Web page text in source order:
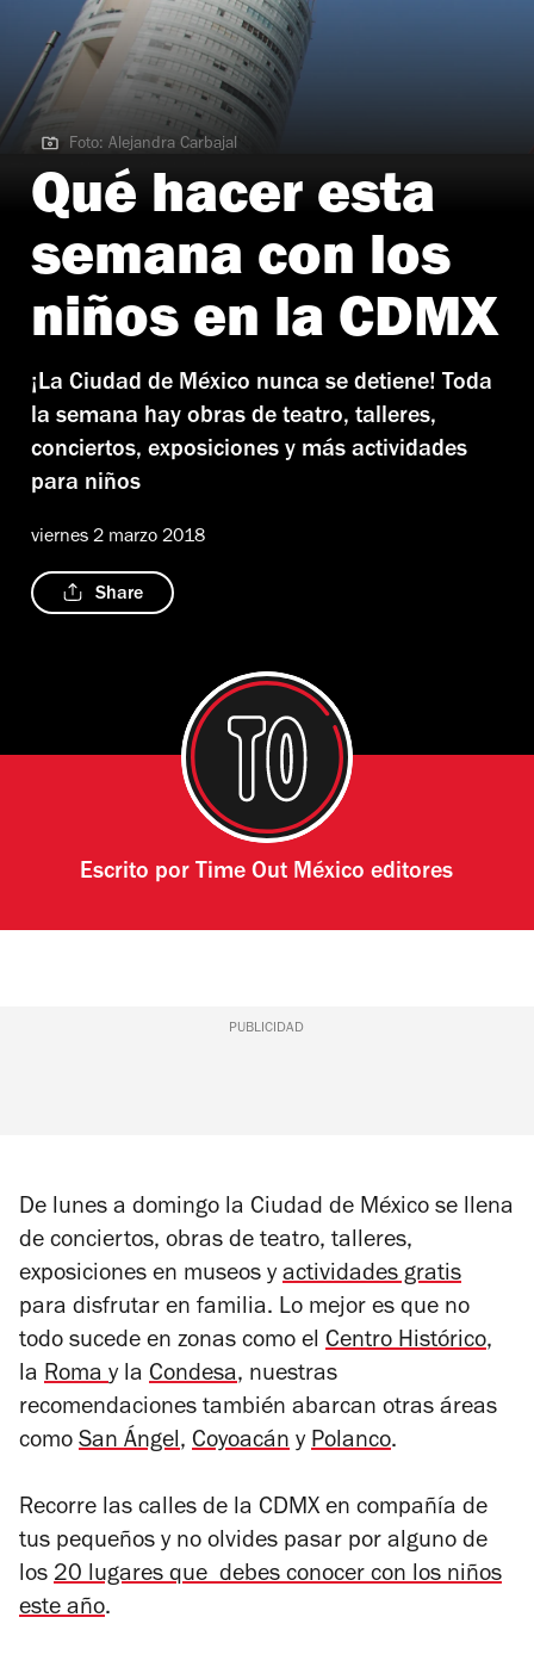
Foto: Alejandra Carbajal
Foto: Alejandra Carbajal
Qué hacer esta
semana con los
niños en la CDMX
¡La Ciudad de México nunca se detiene! Toda
la semana hay obras de teatro, talleres,
conciertos, exposiciones y más actividades
para niños
viernes 2 marzo 2018
Share
Escrito por Time Out México editores
PUBLICIDAD
De lunes a domingo la Ciudad de México se llena
de conciertos, obras de teatro, talleres,
exposiciones en museos y actividades gratis
para disfrutar en familia. Lo mejor es que no
todo sucede en zonas como el Centro Histórico,
la Romay la Condesa, nuestras
recomendaciones también abarcan otras áreas
como San Ángel, Coyoacán y Polanco.
Recorre las calles de la CDMX en compañía de
tus pequeños y no olvides pasar por alguno de
los 20 lugares que debes conocer con los niños
este año.